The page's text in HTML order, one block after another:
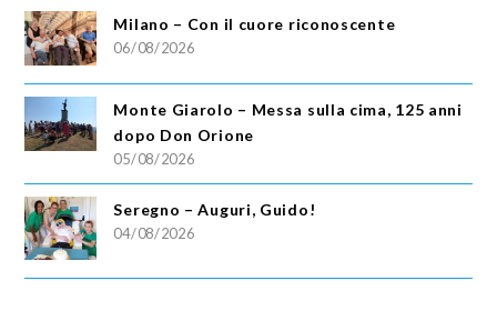
Milano – Con il cuore riconoscente
06/08/2026
Monte Giarolo – Messa sulla cima, 125 anni
dopo Don Orione
05/08/2026
Seregno – Auguri, Guido!
04/08/2026